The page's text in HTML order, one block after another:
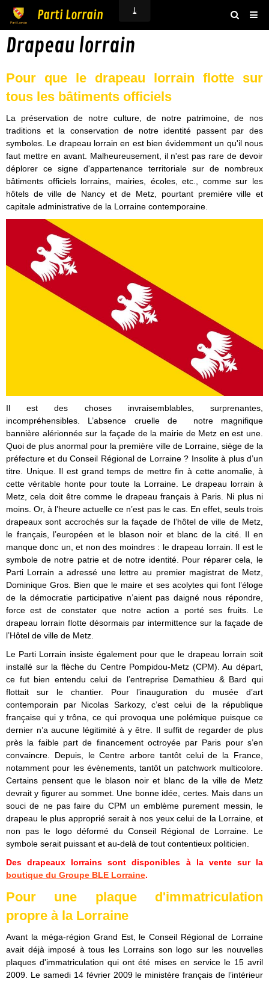
Parti Lorrain
Accueil
Agenda
Boutique
Vidéos
Livre d'or
Adhésion
Contact
Drapeau lorrain
Pour que le drapeau lorrain flotte sur
tous les bâtiments officiels
La préservation de notre culture, de notre patrimoine, de nos
traditions et la conservation de notre identité passent par des
symboles. Le drapeau lorrain en est bien évidemment un qu'il nous
faut mettre en avant. Malheureusement, il n'est pas rare de devoir
déplorer ce signe d'appartenance territoriale sur de nombreux
bâtiments officiels lorrains, mairies, écoles, etc., comme sur les
hôtels de ville de Nancy et de Metz, pourtant première ville et
capitale administrative de la Lorraine contemporaine.
Il est des choses invraisemblables, surprenantes,
incompréhensibles. L’absence cruelle de notre magnifique
bannière alérionnée sur la façade de la mairie de Metz en est une.
Quoi de plus anormal pour la première ville de Lorraine, siège de la
préfecture et du Conseil Régional de Lorraine ? Insolite à plus d’un
titre. Unique. Il est grand temps de mettre fin à cette anomalie, à
cette véritable honte pour toute la Lorraine. Le drapeau lorrain à
Metz, cela doit être comme le drapeau français à Paris. Ni plus ni
moins. Or, à l’heure actuelle ce n’est pas le cas. En effet, seuls trois
drapeaux sont accrochés sur la façade de l’hôtel de ville de Metz,
le français, l’européen et le blason noir et blanc de la cité. Il en
manque donc un, et non des moindres : le drapeau lorrain. Il est le
symbole de notre patrie et de notre identité. Pour réparer cela, le
Parti Lorrain a adressé une lettre au premier magistrat de Metz,
Dominique Gros. Bien que le maire et ses acolytes qui font l’éloge
de la démocratie participative n’aient pas daigné nous répondre,
force est de constater que notre action a porté ses fruits. Le
drapeau lorrain flotte désormais par intermittence sur la façade de
l’Hôtel de ville de Metz.
Le Parti Lorrain insiste également pour que le drapeau lorrain soit
installé sur la flèche du Centre Pompidou-Metz (CPM). Au départ,
ce fut bien entendu celui de l’entreprise Demathieu & Bard qui
flottait sur le chantier. Pour l’inauguration du musée d’art
contemporain par Nicolas Sarkozy, c’est celui de la république
française qui y trôna, ce qui provoqua une polémique puisque ce
dernier n’a aucune légitimité à y être. Il suffit de regarder de plus
près la faible part de financement octroyée par Paris pour s’en
convaincre. Depuis, le Centre arbore tantôt celui de la France,
notamment pour les évènements, tantôt un patchwork multicolore.
Certains pensent que le blason noir et blanc de la ville de Metz
devrait y figurer au sommet. Une bonne idée, certes. Mais dans un
souci de ne pas faire du CPM un emblème purement messin, le
drapeau le plus approprié serait à nos yeux celui de la Lorraine, et
non pas le logo déformé du Conseil Régional de Lorraine. Le
symbole serait puissant et au-delà de tout contentieux politicien.
Des drapeaux lorrains sont disponibles à la vente sur la
boutique du Groupe BLE Lorraine.
Pour une plaque d'immatriculation
propre à la Lorraine
Avant la méga-région Grand Est, le Conseil Régional de Lorraine
avait déjà imposé à tous les Lorrains son logo sur les nouvelles
plaques d'immatriculation qui ont été mises en service le 15 avril
2009. Le samedi 14 février 2009 le ministère français de l’intérieur